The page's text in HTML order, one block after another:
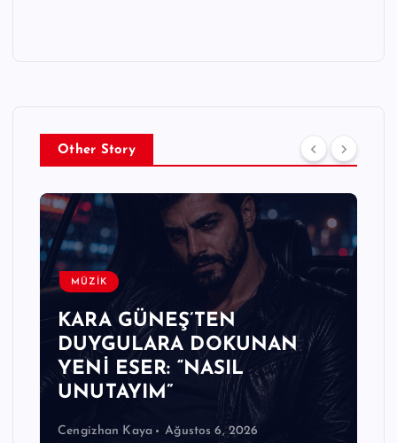
Other Story
MÜZİK
KARA GÜNEŞ’TEN
DUYGULARA DOKUNAN
YENİ ESER: “NASIL
UNUTAYIM”
Cengizhan Kaya Ağustos 6, 2026